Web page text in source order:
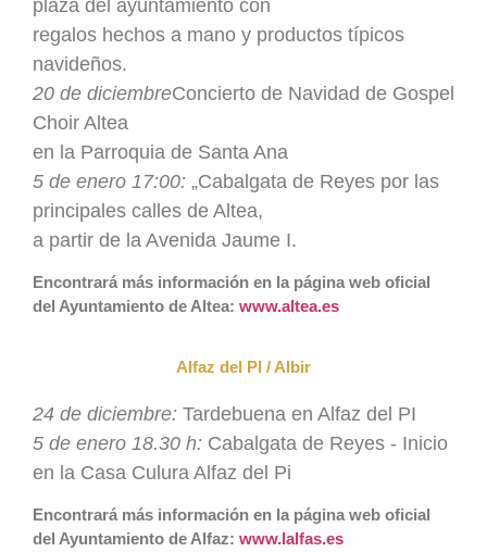
plaza del ayuntamiento con
regalos hechos a mano y productos típicos
navideños.
20 de diciembreConcierto de Navidad de Gospel
Choir Altea
en la Parroquia de Santa Ana
5 de enero 17:00: „Cabalgata de Reyes por las
principales calles de Altea,
a partir de la Avenida Jaume I.
Encontrará más información en la página web oficial
del Ayuntamiento de Altea: www.altea.es
Alfaz del PI / Albir
24 de diciembre: Tardebuena en Alfaz del PI
5 de enero 18.30 h: Cabalgata de Reyes - Inicio
en la Casa Culura Alfaz del Pi
Encontrará más información en la página web oficial
del Ayuntamiento de Alfaz: www.lalfas.es